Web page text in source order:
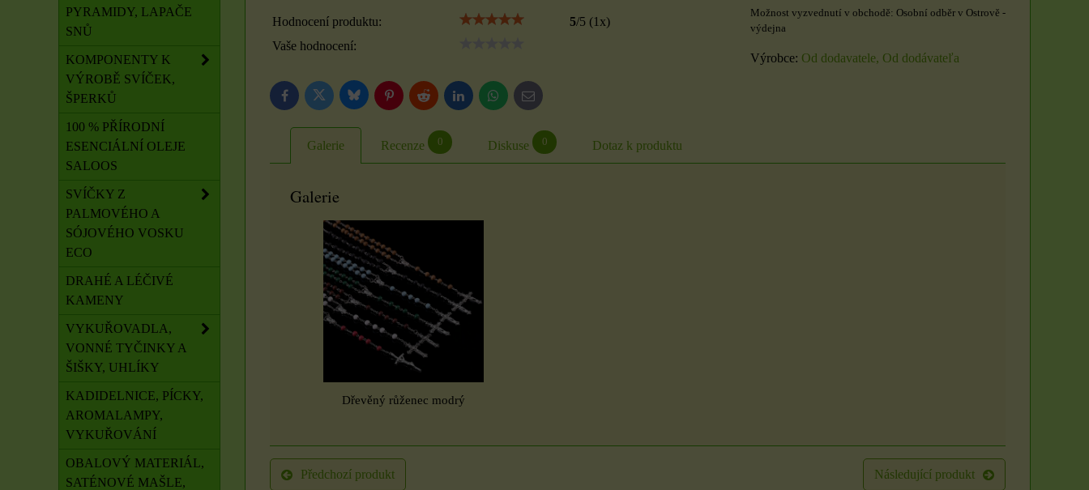
Hodnocení produktu: 5/5 (1x)
Vaše hodnocení:
Osobní odběr v Ostrově -
výdejna
Výrobce: Od dodavatele, Od dodávateľa
FacebookTwitter BlueskyPinterestReddit LinkedInWhatsApp
E-
mail
Galerie Recenze 0 Diskuse 0 Dotaz k produktu
Galerie
Dřevěný růženec modrý
Předchozí produkt Následující produkt
PYRAMIDY, LAPAČE
SNŮ
KOMPONENTY K
VÝROBĚ SVÍČEK,
ŠPERKŮ
100 % PŘÍRODNÍ
ESENCIÁLNÍ OLEJE
SALOOS
SVÍČKY Z
PALMOVÉHO A
SÓJOVÉHO VOSKU
ECO
DRAHÉ A LÉČIVÉ
KAMENY
VYKUŘOVADLA,
VONNÉ TYČINKY A
ŠIŠKY, UHLÍKY
KADIDELNICE, PÍCKY,
AROMALAMPY,
VYKUŘOVÁNÍ
OBALOVÝ MATERIÁL,
SATÉNOVÉ MAŠLE,